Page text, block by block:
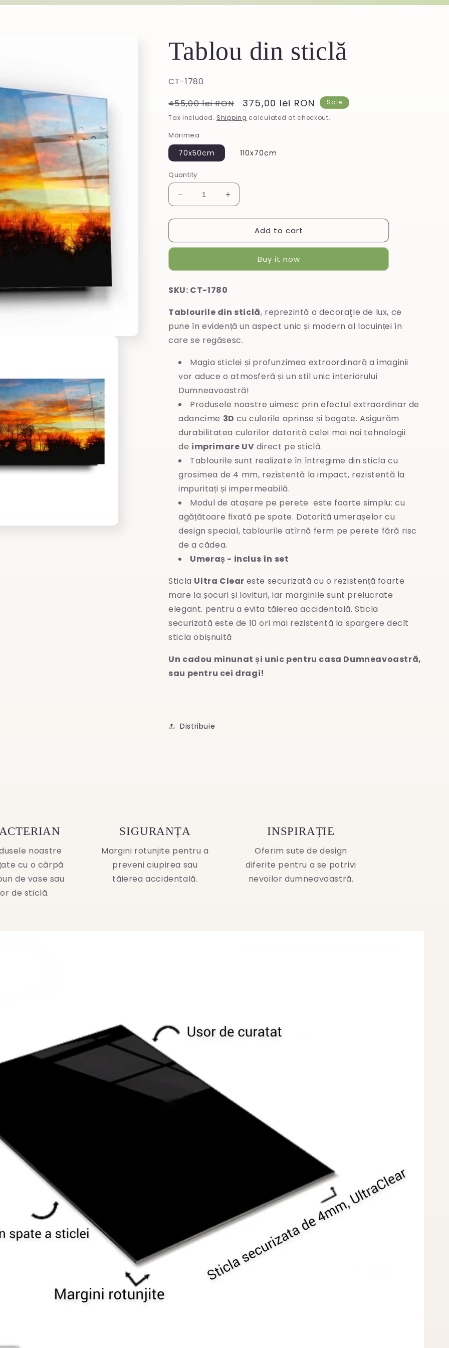
Tablou din sticlă
SKU:
CT-1780
Regular
price
455,00 lei RON
Sale
price
375,00 lei RON
Sale
Tax included. Shipping calculated at checkout.
Mărimea:
70x50cm 110x70cm
Quantity
Decrease
quantity
for
din
Increase
quantity
for
din
Add to cart
Buy it now
SKU: CT-1780
Tablourile din sticlă, reprezintă o decoraţie de lux, ce
pune în evidență un aspect unic și modern al locuinței în
care se regăsesc.
Magia sticlei și profunzimea extraordinară a imaginii
vor aduce o atmosferă și un stil unic interiorului
Dumneavoastră!
Produsele noastre uimesc prin efectul extraordinar de
adancime 3D cu culorile aprinse și bogate. Asigurăm
durabilitatea culorilor datorită celei mai noi tehnologii
de imprimare UV direct pe sticlă.
Tablourile sunt realizate în întregime din sticla cu
grosimea de 4 mm, rezistentă la impact, rezistentă la
impuritați și impermeabilă.
Modul de atașare pe perete este foarte simplu: cu
agățătoare fixată pe spate. Datorită umerașelor cu
design special, tablourile atîrnă ferm pe perete fără risc
de a cădea.
Umeraș - inclus în set
Sticla Ultra Clear este securizată cu o rezistență foarte
mare la șocuri și lovituri, iar marginile sunt prelucrate
elegant. pentru a evita tăierea accidentală. Sticla
securizată este de 10 ori mai rezistentă la spargere decît
sticla obișnuită
Un cadou minunat și unic pentru casa Dumneavoastră,
sau pentru cei dragi!
Distribuie
noastre
cu o cârpă
de vase sau
de sticlă.
SIGURANȚA
Margini rotunjite pentru a
preveni ciupirea sau
tăierea accidentală.
INSPIRAȚIE
Oferim sute de design
diferite pentru a se potrivi
nevoilor dumneavoastră.